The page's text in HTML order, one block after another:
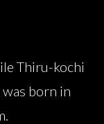
Thiru-kochi
born in